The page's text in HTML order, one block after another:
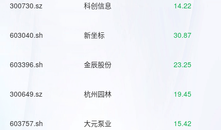
300730.sz 科创信息 14.22
603040.sh 新坐标 30.87
603396.sh 金辰股份 23.25
300649.sz 杭州园林 19.45
603757.sh 大元泵业 15.42